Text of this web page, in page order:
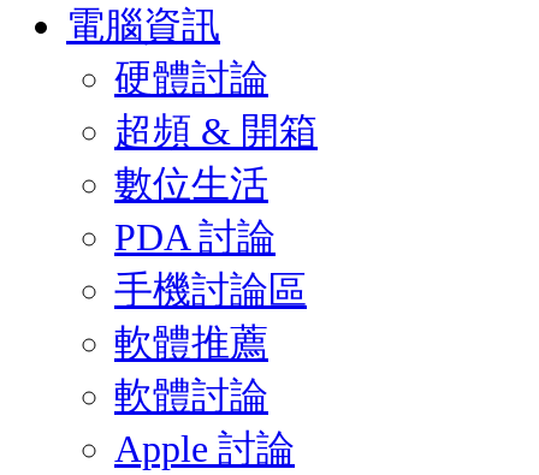
電腦資訊
硬體討論
超頻 & 開箱
數位生活
PDA 討論
手機討論區
軟體推薦
軟體討論
Apple 討論